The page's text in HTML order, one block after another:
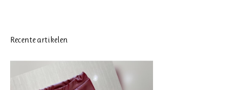
Recente artikelen